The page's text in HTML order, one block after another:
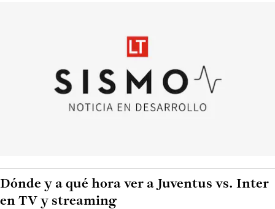
Dónde y a qué hora ver a Juventus vs. Inter
en TV y streaming